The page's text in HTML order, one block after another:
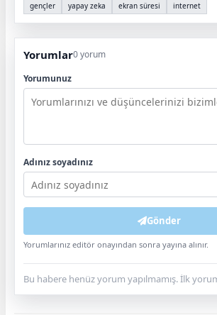
gençler
yapay zeka ekran süresi internet
Yorumlar0 yorum
Yorumunuz
Adınız soyadınız
Gönder
Yorumlarınız editör onayından sonra yayına alınır.
Bu habere henüz yorum yapılmamış. İlk